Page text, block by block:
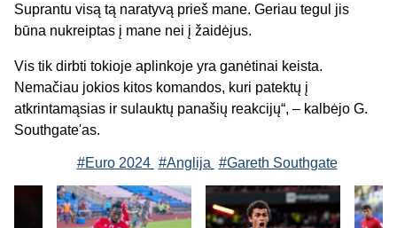
Suprantu visą tą naratyvą prieš mane. Geriau tegul jis
būna nukreiptas į mane nei į žaidėjus.
Vis tik dirbti tokioje aplinkoje yra ganėtinai keista.
Nemačiau jokios kitos komandos, kuri patektų į
atkrintamąsias ir sulauktų panašių reakcijų“, – kalbėjo G.
Southgate'as.
#Euro 2024 #Anglija #Gareth Southgate